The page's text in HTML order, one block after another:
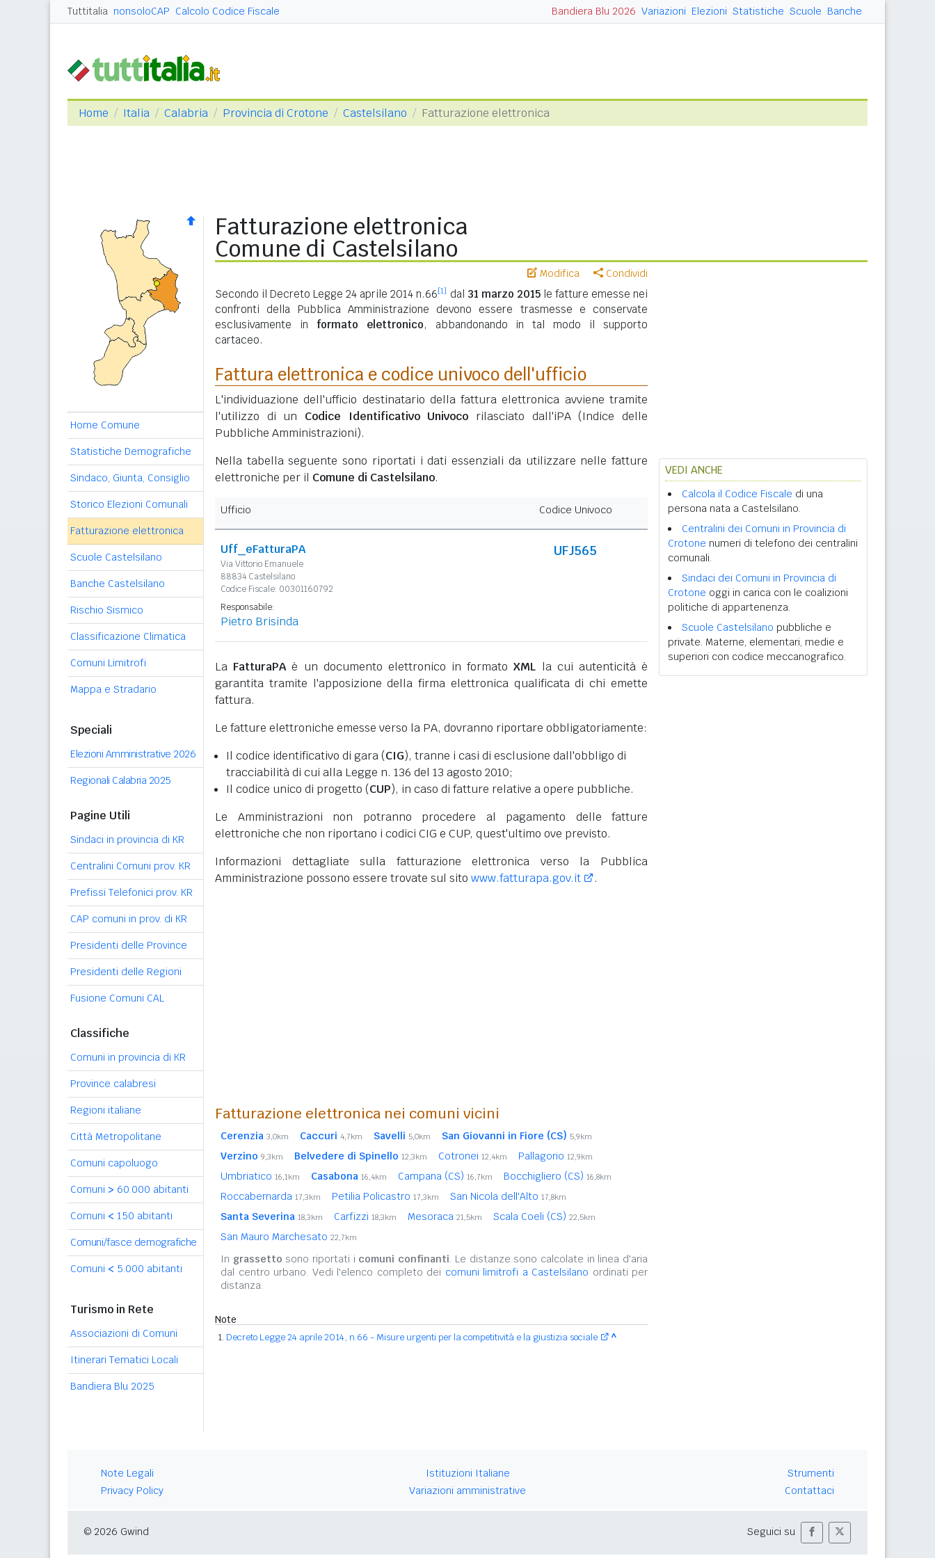
Tuttitalia nonsoloCAP Calcolo Codice Fiscale Bandiera Blu 2026 Variazioni Elezioni Statistiche Scuole Banche
Home Italia Calabria Provincia di Crotone Castelsilano Fatturazione elettronica
Home Comune
Statistiche Demografiche
Sindaco, Giunta, Consiglio
Storico Elezioni Comunali
Fatturazione elettronica
Scuole Castelsilano
Banche Castelsilano
Rischio Sismico
Classificazione Climatica
Comuni Limitrofi
Mappa e Stradario
Speciali
Elezioni Amministrative 2026
Regionali Calabria 2025
Pagine Utili
Sindaci in provincia di KR
Centralini Comuni prov. KR
Prefissi Telefonici prov. KR
CAP comuni in prov. di KR
Presidenti delle Province
Presidenti delle Regioni
Fusione Comuni CAL
Classifiche
Comuni in provincia di KR
Province calabresi
Regioni italiane
Città Metropolitane
Comuni capoluogo
Comuni > 60.000 abitanti
Comuni < 150 abitanti
Comuni/fasce demografiche
Comuni < 5.000 abitanti
Turismo in Rete
Associazioni di Comuni
Itinerari Tematici Locali
Bandiera Blu 2025
Fatturazione elettronica
Comune di Castelsilano
Modifica Condividi
Secondo il Decreto Legge 24 aprile 2014 n.66[1] dal 31 marzo 2015le fatture emesse nei
confronti della Pubblica Amministrazione devono essere trasmesse e conservate
esclusivamente in formato elettronico, abbandonando in tal modo il supporto
cartaceo.
Fattura elettronica e codice univoco dell'ufficio
L'individuazione dell'ufficio destinatario della fattura elettronica avviene tramite
l'utilizzo di un Codice Identificativo Univoco rilasciato dall'iPA (Indice delle
Pubbliche Amministrazioni).
Nella tabella seguente sono riportati i dati essenziali da utilizzare nelle fatture
elettroniche per il Comune di Castelsilano.
Ufficio Codice Univoco
Uff_eFatturaPA
Via Vittorio Emanuele
88834 Castelsilano
Codice Fiscale: 00301160792
UFJ565
Responsabile:
Pietro Brisinda
La FatturaPA è un documento elettronico in formatoXML la cui autenticità è
garantita tramite l'apposizione della firma elettronica qualificata di chi emette
fattura.
Le fatture elettroniche emesse verso la PA, dovranno riportare obbligatoriamente:
Il codice identificativo di gara (CIG), tranne i casi di esclusione dall'obbligo di
tracciabilità di cui alla Legge n. 136 del 13 agosto 2010;
Il codice unico di progetto (CUP), in caso di fatture relative a opere pubbliche.
Le Amministrazioni non potranno procedere al pagamento delle fatture
elettroniche che non riportano i codici CIG e CUP, quest'ultimo ove previsto.
Informazioni dettagliate sulla fatturazione elettronica verso la Pubblica
Amministrazione possono essere trovate sul sito www.fatturapa.gov.it .
Fatturazione elettronica nei comuni vicini
Cerenzia 3,0km Caccuri 4,7km Savelli 5,0km San Giovanni in Fiore (CS) 5,9km
Verzino 9,3km Belvedere di Spinello 12,3km Cotronei 12,4km Pallagorio 12,9km
Umbriatico 16,1km Casabona 16,4km Campana (CS) 16,7km Bocchigliero (CS) 16,8km
Roccabernarda 17,3km Petilia Policastro 17,3km San Nicola dell'Alto 17,8km
Santa Severina 18,3km Carfizzi 18,3km Mesoraca 21,5km Scala Coeli (CS) 22,5km
San Mauro Marchesato 22,7km
In grassetto sono riportati i comuni confinanti. Le distanze sono calcolate in linea d'aria
dal centro urbano. Vedi l'elenco completo dei comuni limitrofi a Castelsilano ordinati per
distanza.
Note
Decreto Legge 24 aprile 2014, n.66 - Misure urgenti per la competitività e la giustizia sociale ^
VEDI ANCHE
Calcola il Codice Fiscale di una
persona nata a Castelsilano.
Centralini dei Comuni in Provincia di
Crotone numeri di telefono dei centralini
comunali.
Sindaci dei Comuni in Provincia di
Crotone oggi in carica con le coalizioni
politiche di appartenenza.
Scuole Castelsilano pubbliche e
private. Materne, elementari, medie e
superiori con codice meccanografico.
Note Legali
Privacy Policy
Istituzioni Italiane
Variazioni amministrative
Strumenti
Contattaci
© 2026 Gwind Seguici su